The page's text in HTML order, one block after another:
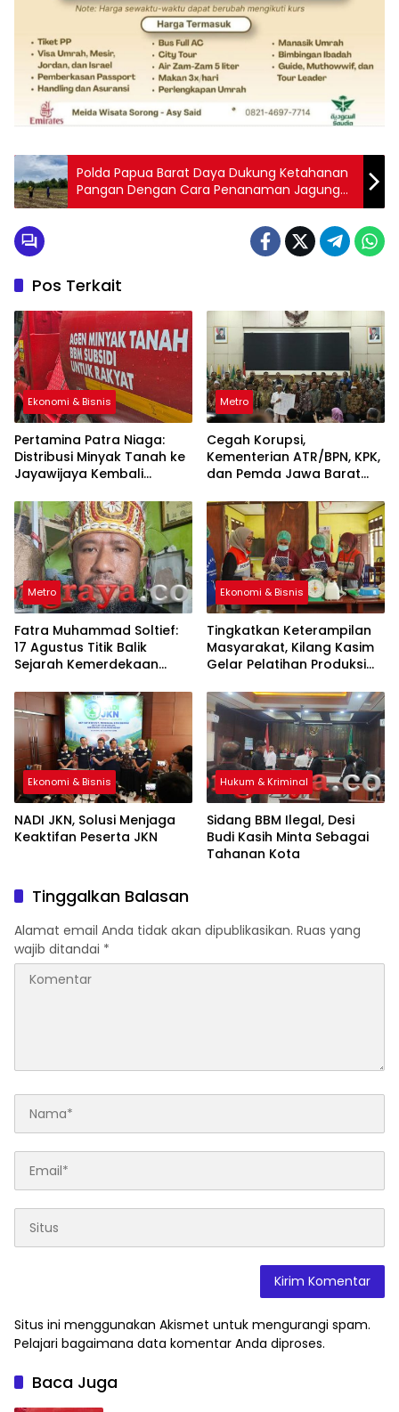
Polda Papua Barat Daya Dukung Ketahanan
Pangan Dengan Cara Penanaman Jagung
Pipil
Pos Terkait
Ekonomi & Bisnis
Pertamina Patra Niaga:
Distribusi Minyak Tanah ke
Jayawijaya Kembali
Metro
Cegah Korupsi,
Kementerian ATR/BPN, KPK,
dan Pemda Jawa Barat
Metro
Fatra Muhammad Soltief:
17 Agustus Titik Balik
Sejarah Kemerdekaan
Ekonomi & Bisnis
Tingkatkan Keterampilan
Masyarakat, Kilang Kasim
Gelar Pelatihan Produksi
Ekonomi & Bisnis
NADI JKN, Solusi Menjaga
Keaktifan Peserta JKN
Hukum & Kriminal
Sidang BBM Ilegal, Desi
Budi Kasih Minta Sebagai
Tahanan Kota
Tinggalkan Balasan
Alamat email Anda tidak akan dipublikasikan. Ruas yang
wajib ditandai *
Situs ini menggunakan Akismet untuk mengurangi spam.
Pelajari bagaimana data komentar Anda diproses.
Baca Juga